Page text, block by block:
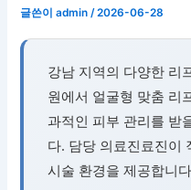
글쓴이admin/2026-06-28
강남 지역의 다양한 리
원에서 얼굴형 맞춤 리
과적인 피부 관리를 받
다. 담당 의료진료진이
시술 환경을 제공합니